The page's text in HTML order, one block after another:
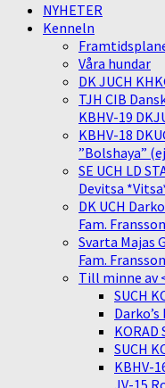
NYHETER
Kenneln
Våra hundar
DK JUCH
TJH CIB
KBHV-19
KBHV-18
”Bolshaya”
SE UCH LD
Devitsa
DK UCH
Fam. Fransson
Svarta Majas
Fam. Fransson
Till minne av
SUCH
KORAD
SUCH
KBHV-
JV-15